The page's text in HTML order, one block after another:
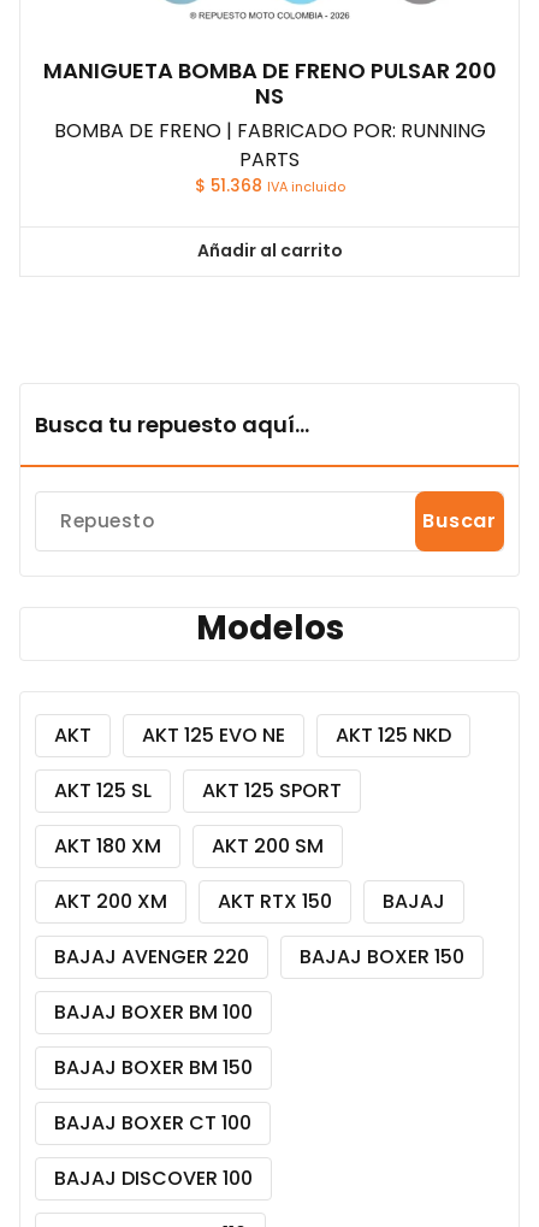
MANIGUETA BOMBA DE FRENO PULSAR 200
NS
BOMBA DE FRENO | FABRICADO POR: RUNNING
PARTS
$ 51.368 IVA incluido
Añadir al carrito
Busca tu repuesto aquí...
Buscar
Modelos
AKT AKT 125 EVO NE
AKT 125 NKD
AKT 125 SL
AKT 125 SPORT
AKT 180 XM
AKT 200 SM
AKT 200 XM
AKT RTX 150
BAJAJ
BAJAJ AVENGER 220
BAJAJ BOXER 150
BAJAJ BOXER BM 100
BAJAJ BOXER BM 150
BAJAJ BOXER CT 100
BAJAJ DISCOVER 100